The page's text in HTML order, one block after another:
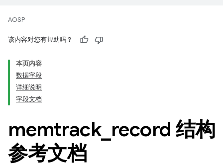
AOSP
该内容对您有帮助吗？
本页内容
数据字段
详细说明
字段文档
memtrack_ record 结构
参考文档